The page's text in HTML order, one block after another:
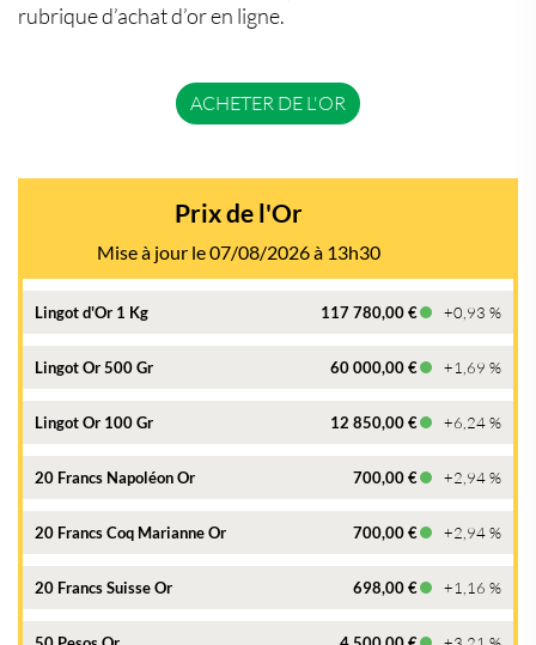
rubrique d’achat d’or en ligne.
ACHETER DE L'OR
Prix de l'Or
Mise à jour le 07/08/2026 à 13h30
Lingot d'Or 1 Kg 117 780,00 € +0,93 %
Lingot Or 500 Gr 60 000,00 € +1,69 %
Lingot Or 100 Gr 12 850,00 € +6,24 %
20 Francs Napoléon Or 700,00 € +2,94 %
20 Francs Coq Marianne Or 700,00 € +2,94 %
20 Francs Suisse Or 698,00 € +1,16 %